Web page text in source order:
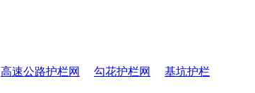
高速公路护栏网 勾花护栏网 基坑护栏